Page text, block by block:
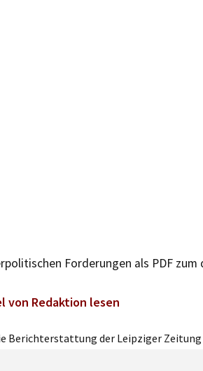
Forderungen als PDF zum
von Redaktion lesen
Berichterstattung der Leipziger